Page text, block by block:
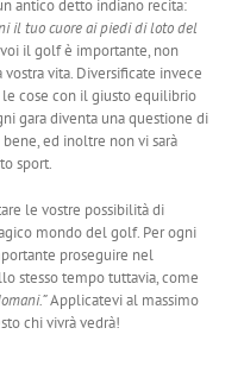
antico detto indiano recita:
il tuo cuore ai piedi di loto del
il golf è importante, non
vita. Diversificate invece
cose con il giusto equilibrio
gara diventa una questione di
ed inoltre non vi sarà
sport.
le vostre possibilità di
mondo del golf. Per ogni
proseguire nel
stesso tempo tuttavia, come
Applicatevi al massimo
chi vivrà vedrà!